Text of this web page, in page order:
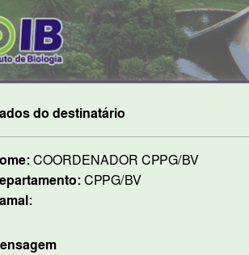
do destinatário
COORDENADOR CPPG/BV
CPPG/BV